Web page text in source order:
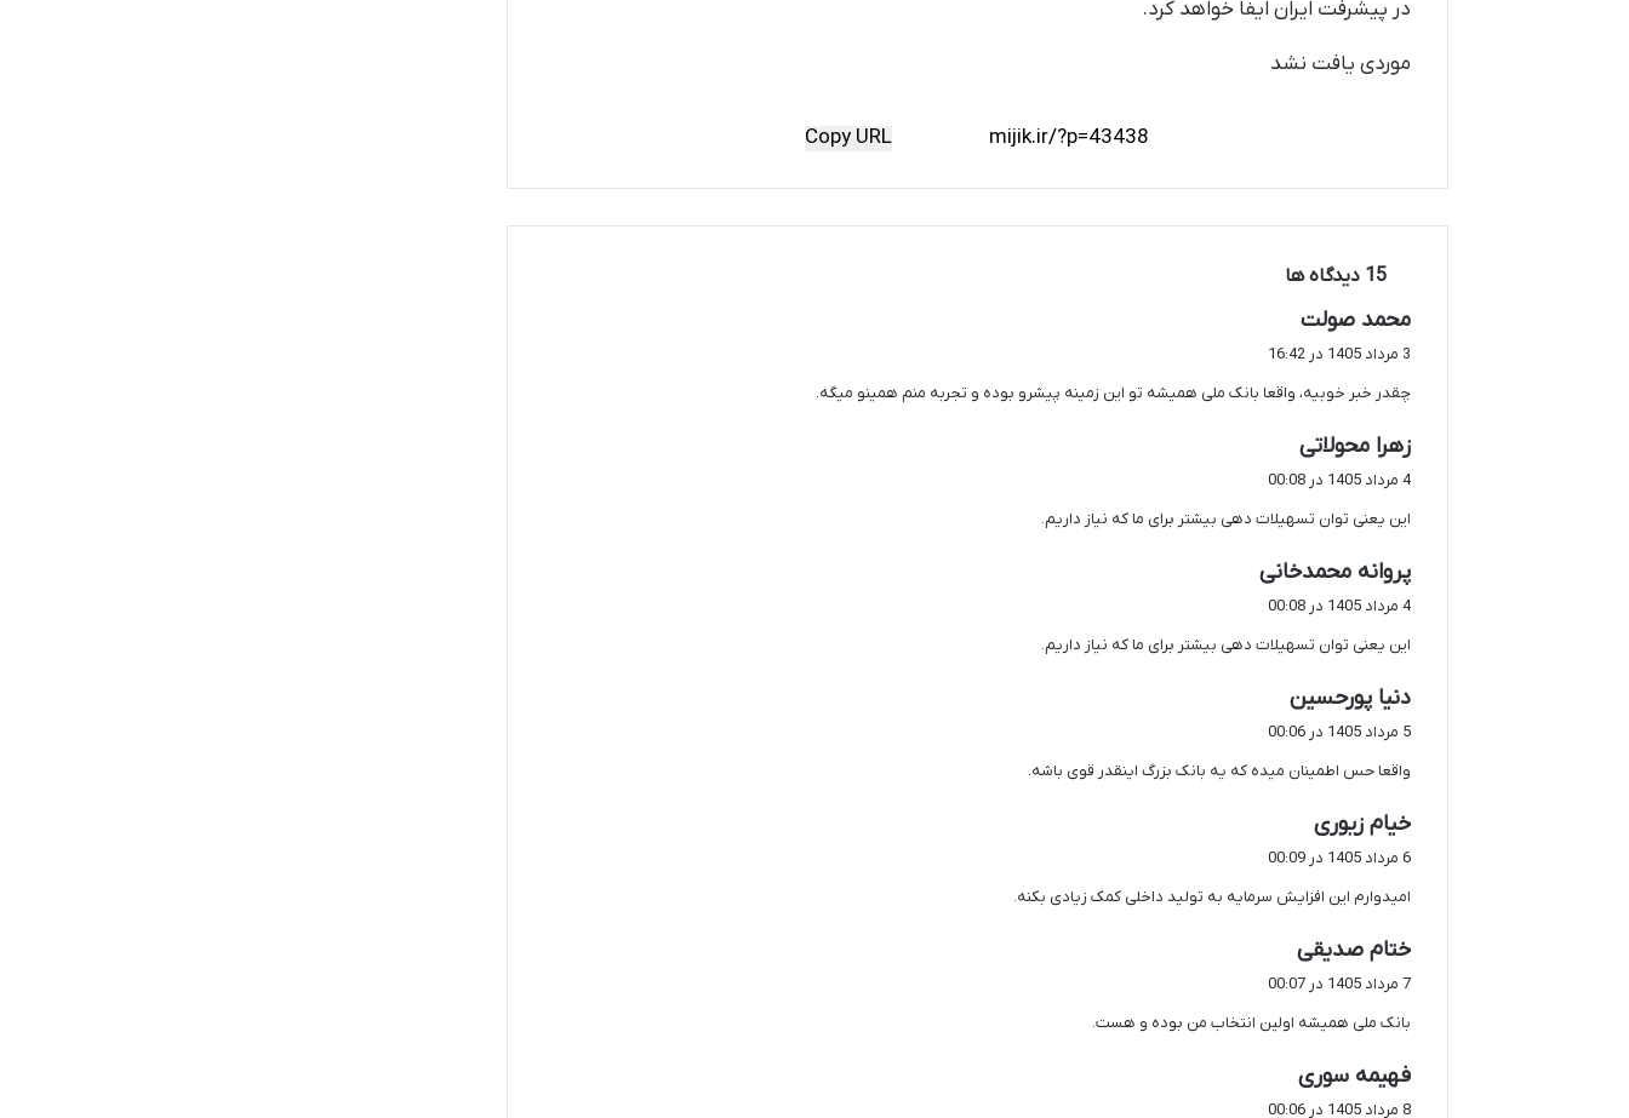
در پیشرفت ایران ایفا خواهد کرد.
موردی یافت نشد
Copy URL
‫15 دیدگاه ها
محمد صولت
ف
:
3 مرداد 1405 در 16:42
چقدر خبر خوبیه، واقعا بانک ملی همیشه تو این زمینه پیشرو بوده و تجربه منم همینو میگه.
زهرا محولاتی
ف
:
4 مرداد 1405 در 00:08
این یعنی توان تسهیلات دهی بیشتر برای ما که نیاز داریم.
پروانه محمدخانی
:
4 مرداد 1405 در 00:08
این یعنی توان تسهیلات دهی بیشتر برای ما که نیاز داریم.
دنیا پورحسین
ف
5 مرداد 1405 در 00:06
واقعا حس اطمینان میده که یه بانک بزرگ اینقدر قوی باشه.
خیام زیوری
:
6 مرداد 1405 در 00:09
امیدوارم این افزایش سرمایه به تولید داخلی کمک زیادی بکنه.
ختام صدیقی
ف
:
7 مرداد 1405 در 00:07
بانک ملی همیشه اولین انتخاب من بوده و هست.
فهیمه سوری
ف
8 مرداد 1405 در 00:06